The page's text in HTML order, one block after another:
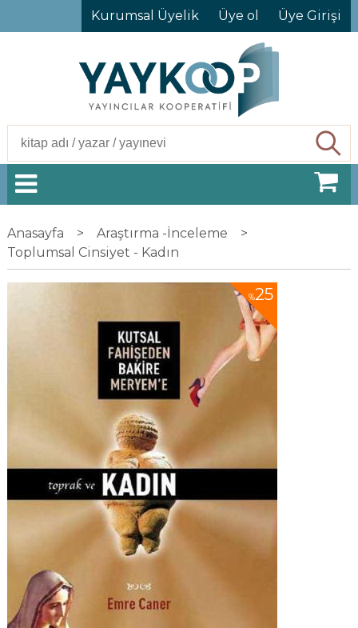
Kurumsal Üyelik Üye ol Üye Girişi
Anasayfa > Araştırma -İnceleme
>
Toplumsal Cinsiyet - Kadın
%25